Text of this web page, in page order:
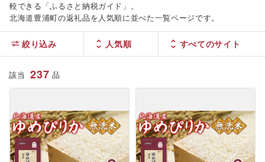
較できる「ふるさと納税ガイド」。
北海道豊浦町の返礼品を人気順に並べた一覧ページです。
絞り込み 人気順
該当 237 品